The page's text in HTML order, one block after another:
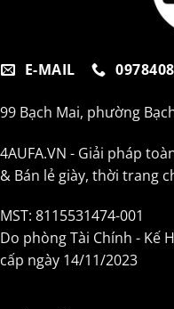
E-MAIL
99 Bạch Mai, phường
4AUFA.VN - Giải pháp
& Bán lẻ giày, thời trang
MST: 8115531474-001
Do phòng Tài Chính - Kế
cấp ngày 14/11/2023